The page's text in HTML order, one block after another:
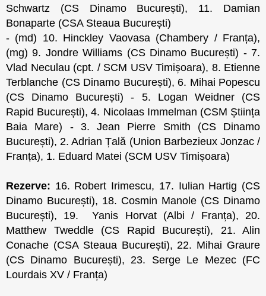
Schwartz (CS Dinamo București), 11. Damian
Bonaparte (CSA Steaua București)
- (md) 10. Hinckley Vaovasa (Chambery / Franța),
(mg) 9. Jondre Williams (CS Dinamo București) - 7.
Vlad Neculau (cpt. / SCM USV Timișoara), 8. Etienne
Terblanche (CS Dinamo București), 6. Mihai Popescu
(CS Dinamo București) - 5. Logan Weidner (CS
Rapid București), 4. Nicolaas Immelman (CSM Știința
Baia Mare) - 3. Jean Pierre Smith (CS Dinamo
București), 2. Adrian Țală (Union Barbezieux Jonzac /
Franța), 1. Eduard Matei (SCM USV Timișoara)
Rezerve: 16. Robert Irimescu, 17. Iulian Hartig (CS
Dinamo București), 18. Cosmin Manole (CS Dinamo
București), 19. Yanis Horvat (Albi / Franța), 20.
Matthew Tweddle (CS Rapid București), 21. Alin
Conache (CSA Steaua București), 22. Mihai Graure
(CS Dinamo București), 23. Serge Le Mezec (FC
Lourdais XV / Franța)